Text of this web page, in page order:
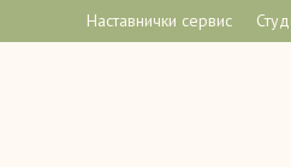
Наставнички сервис